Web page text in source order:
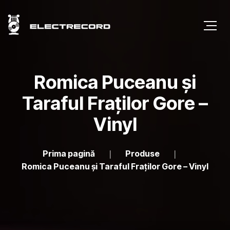
Romica Puceanu și
Taraful Fraților Gore –
Vinyl
Prima pagină
Produse
Romica Puceanu și Taraful Fraților Gore – Vinyl